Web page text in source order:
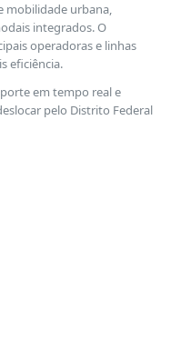
mobilidade urbana,
integrados. O
operadoras e linhas
eficiência.
em tempo real e
pelo Distrito Federal